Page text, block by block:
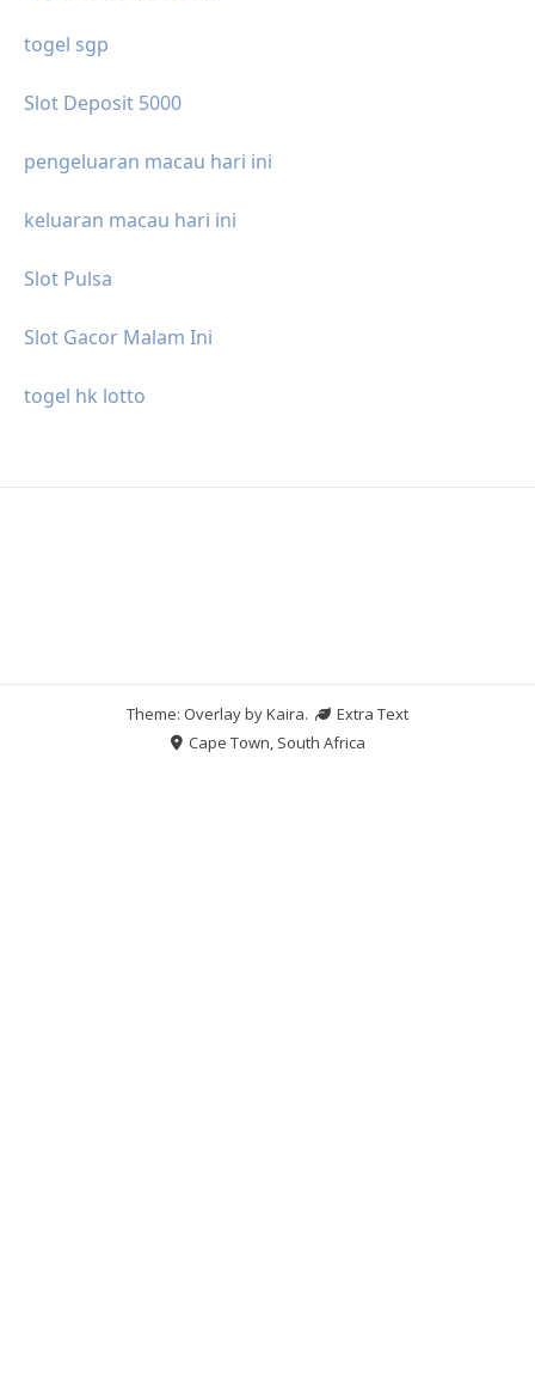
togel sgp
Slot Deposit 5000
pengeluaran macau hari ini
keluaran macau hari ini
Slot Pulsa
Slot Gacor Malam Ini
togel hk lotto
Theme: Overlay byKaira.
Extra Text
Cape Town, South Africa